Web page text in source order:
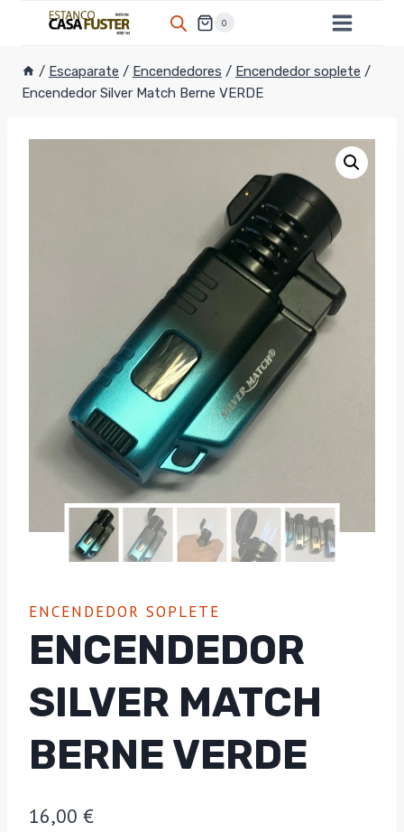
0
/ Escaparate / Encendedores / Encendedor soplete /
Encendedor Silver Match Berne VERDE
ENCENDEDOR SOPLETE
ENCENDEDOR
SILVER MATCH
BERNE VERDE
16,00 €